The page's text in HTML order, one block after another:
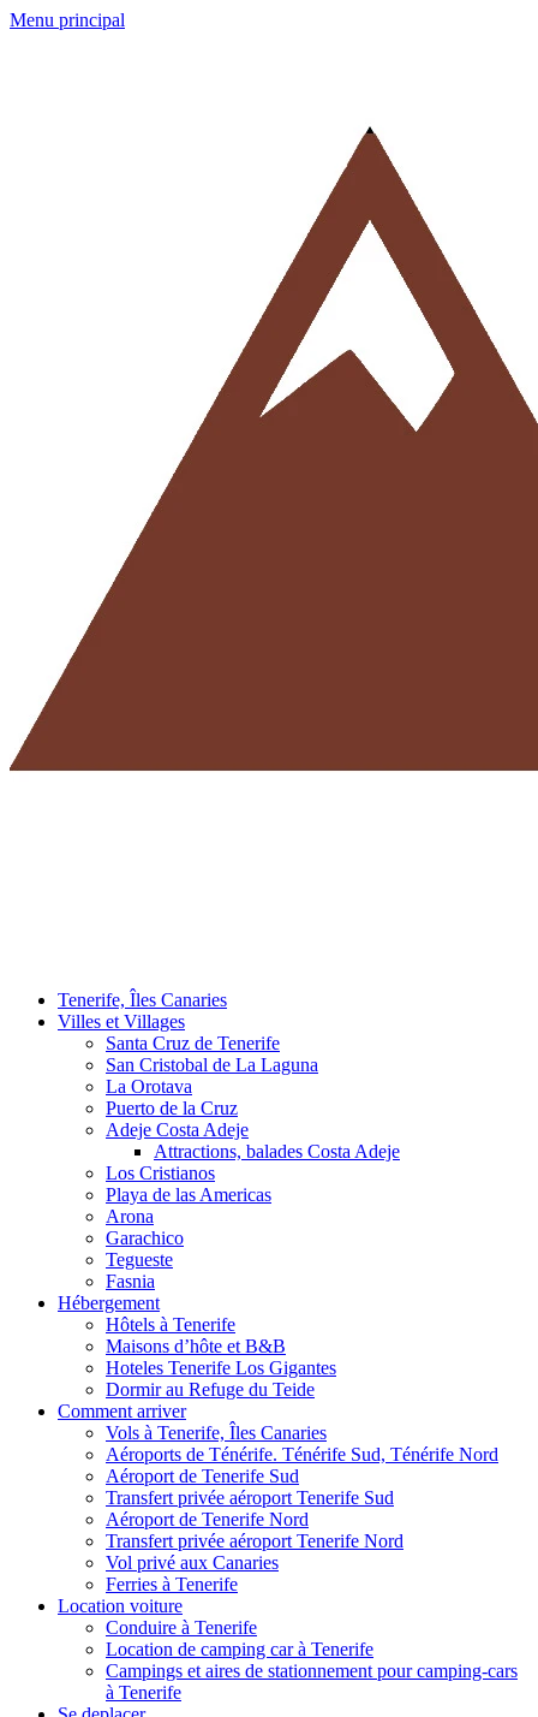
Menu principal
Tenerife, Îles Canaries
Villes et Villages
Santa Cruz de Tenerife
San Cristobal de La Laguna
La Orotava
Puerto de la Cruz
Adeje Costa Adeje
Attractions, balades Costa Adeje
Los Cristianos
Playa de las Americas
Arona
Garachico
Tegueste
Fasnia
Hébergement
Hôtels à Tenerife
Maisons d’hôte et B&B
Hoteles Tenerife Los Gigantes
Dormir au Refuge du Teide
Comment arriver
Vols à Tenerife, Îles Canaries
Aéroports de Ténérife. Ténérife Sud, Ténérife Nord
Aéroport de Tenerife Sud
Transfert privée aéroport Tenerife Sud
Aéroport de Tenerife Nord
Transfert privée aéroport Tenerife Nord
Vol privé aux Canaries
Ferries à Tenerife
Location voiture
Conduire à Tenerife
Location de camping car à Tenerife
Campings et aires de stationnement pour camping-cars
à Tenerife